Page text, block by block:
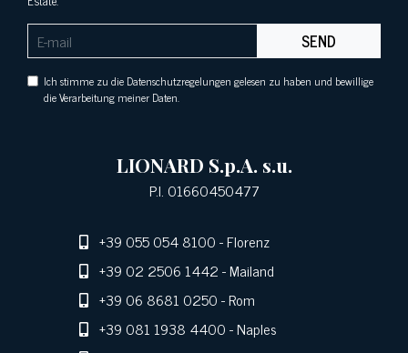
SEND
Ich stimme zu die Datenschutzregelungen gelesen zu haben und bewillige
die Verarbeitung meiner Daten.
LIONARD S.p.A. s.u.
P.I. 01660450477
+39 055 054 8100- Florenz
+39 02 2506 1442- Mailand
+39 06 8681 0250- Rom
+39 081 1938 4400- Naples